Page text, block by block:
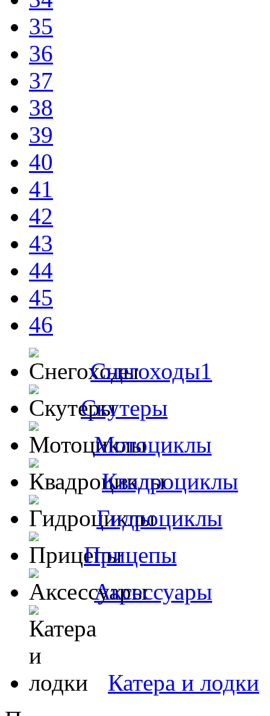
35
36
37
38
39
40
41
42
43
44
45
46
Снегоходы1
Скутеры
Мотоциклы
Квадроциклы
Гидроциклы
Прицепы
Аксессуары
Катера и лодки